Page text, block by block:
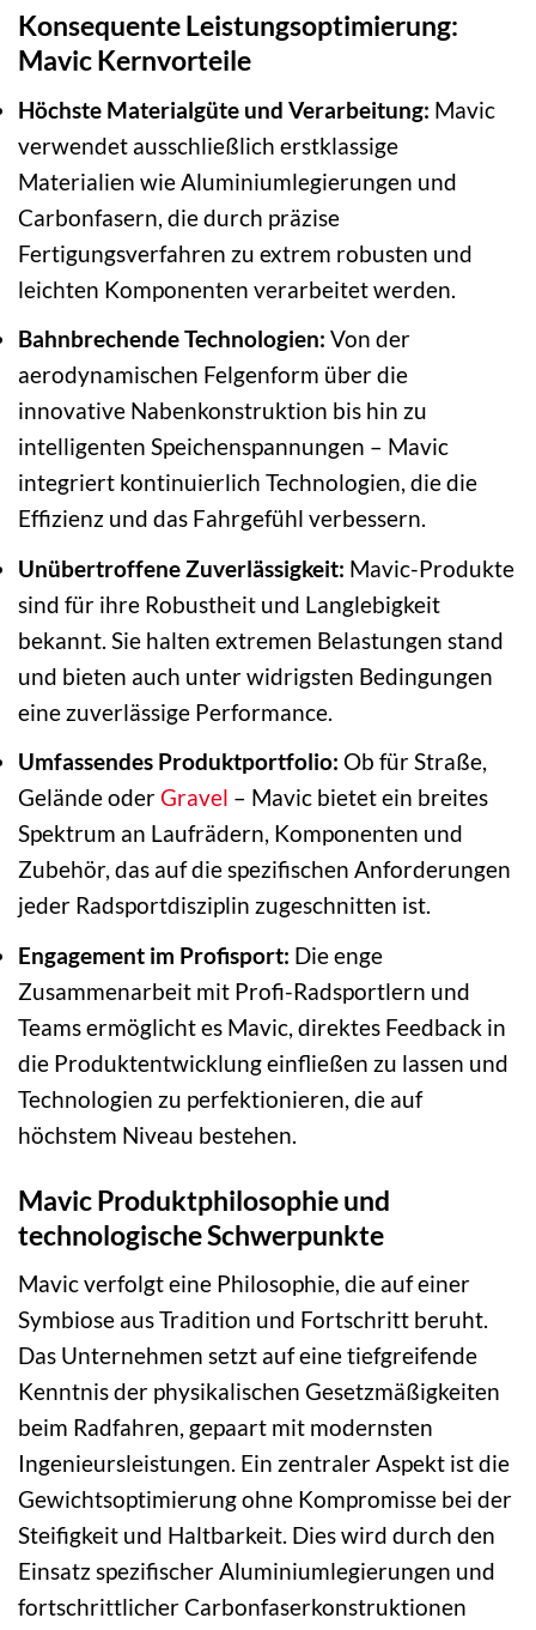
Konsequente Leistungsoptimierung:
Mavic Kernvorteile
Höchste Materialgüte und Verarbeitung: Mavic
verwendet ausschließlich erstklassige
Materialien wie Aluminiumlegierungen und
Carbonfasern, die durch präzise
Fertigungsverfahren zu extrem robusten und
leichten Komponenten verarbeitet werden.
Bahnbrechende Technologien: Von der
aerodynamischen Felgenform über die
innovative Nabenkonstruktion bis hin zu
intelligenten Speichenspannungen – Mavic
integriert kontinuierlich Technologien, die die
Effizienz und das Fahrgefühl verbessern.
Unübertroffene Zuverlässigkeit: Mavic-Produkte
sind für ihre Robustheit und Langlebigkeit
bekannt. Sie halten extremen Belastungen stand
und bieten auch unter widrigsten Bedingungen
eine zuverlässige Performance.
Umfassendes Produktportfolio: Ob für Straße,
Gelände oderGravel – Mavic bietet ein breites
Spektrum an Laufrädern, Komponenten und
Zubehör, das auf die spezifischen Anforderungen
jeder Radsportdisziplin zugeschnitten ist.
Engagement im Profisport: Die enge
Zusammenarbeit mit Profi-Radsportlern und
Teams ermöglicht es Mavic, direktes Feedback in
die Produktentwicklung einfließen zu lassen und
Technologien zu perfektionieren, die auf
höchstem Niveau bestehen.
Mavic Produktphilosophie und
technologische Schwerpunkte
Mavic verfolgt eine Philosophie, die auf einer
Symbiose aus Tradition und Fortschritt beruht.
Das Unternehmen setzt auf eine tiefgreifende
Kenntnis der physikalischen Gesetzmäßigkeiten
beim Radfahren, gepaart mit modernsten
Ingenieursleistungen. Ein zentraler Aspekt ist die
Gewichtsoptimierung ohne Kompromisse bei der
Steifigkeit und Haltbarkeit. Dies wird durch den
Einsatz spezifischer Aluminiumlegierungen und
fortschrittlicher Carbonfaserkonstruktionen